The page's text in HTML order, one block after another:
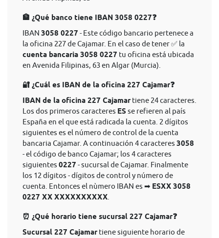
🏦 ¿Qué banco tiene IBAN 3058 0227❓
IBAN 3058 0227 - Este código bancario pertenece a
la oficina 227 de Cajamar. En el caso de tener ✅ la
cuenta bancaria 3058 0227 tu oficina está ubicada
en Avenida Filipinas, 63 en Algar (Murcia).
🔐 ¿Cuál es IBAN de la oficina 227 Cajamar❓
IBAN de la oficina 227 Cajamar tiene 24 caracteres.
Los dos primeros caracteres ES se refieren al país
España en el que está radicada la cuenta. 2 dígitos
siguientes es el número de control de la cuenta
bancaria Cajamar. A continuación 4 caracteres 3058
- el código de banco Cajamar; los 4 caracteres
siguientes 0227 - sucursal de Cajamar. Finalmente
los 12 dígitos - dígitos de control y número de
cuenta. Entonces el nùmero IBAN es ➡ ESXX 3058
0227 XX XXXXXXXXXX
⏰ ¿Qué horario tiene sucursal 227 Cajamar❓
Sucursal 227 Cajamar tiene siguiente horario de